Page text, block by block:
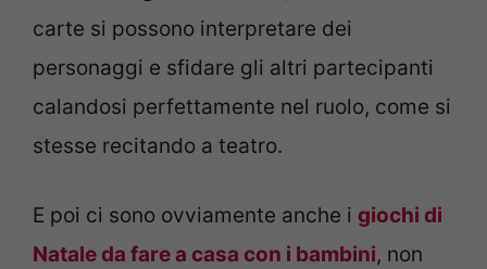
carte si possono interpretare dei
personaggi e sfidare gli altri partecipanti
calandosi perfettamente nel ruolo, come si
stesse recitando a teatro.
E poi ci sono ovviamente anche i giochi di
Natale da fare a casa con i bambini, non